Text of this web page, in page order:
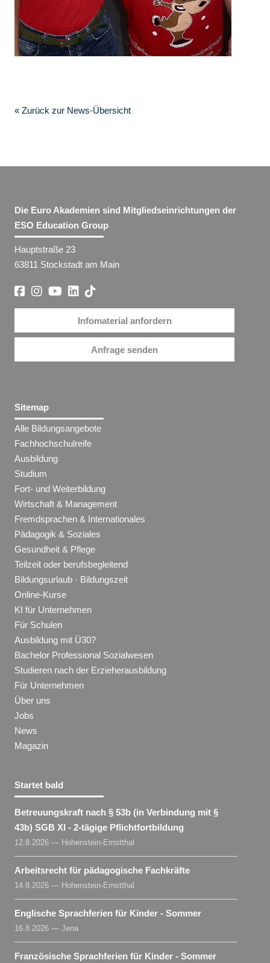
« Zurück zur News-Übersicht
Die Euro Akademien sind Mitgliedseinrichtungen der
ESO Education Group
Hauptstraße 23
63811 Stockstadt am Main
Infomaterial anfordern
Anfrage senden
Sitemap
Alle Bildungsangebote
Fachhochschulreife
Ausbildung
Studium
Fort- und Weiterbildung
Wirtschaft & Management
Fremdsprachen & Internationales
Pädagogik & Soziales
Gesundheit & Pflege
Teilzeit oder berufsbegleitend
Bildungsurlaub · Bildungszeit
Online-Kurse
KI für Unternehmen
Für Schulen
Ausbildung mit Ü30?
Bachelor Professional Sozialwesen
Studieren nach der Erzieherausbildung
Für Unternehmen
Über uns
Jobs
News
Magazin
Startet bald
Betreuungskraft nach § 53b (in Verbindung mit §
43b) SGB XI - 2-tägige Pflichtfortbildung
12.8.2026 — Hohenstein-Ernstthal
Arbeitsrecht für pädagogische Fachkräfte
14.8.2026 — Hohenstein-Ernstthal
Englische Sprachferien für Kinder - Sommer
16.8.2026 — Jena
Französische Sprachferien für Kinder - Sommer